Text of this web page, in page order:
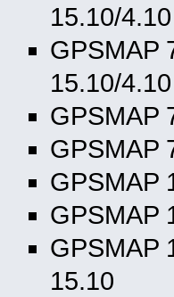
15.10/4.10
GPSMAP
15.10/4.10
GPSMAP
GPSMAP
GPSMAP
GPSMAP
GPSMAP
15.10